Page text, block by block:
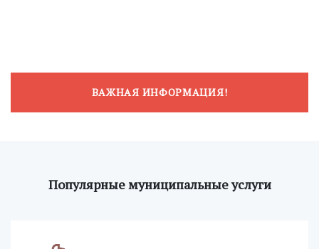
ВАЖНАЯ ИНФОРМАЦИЯ!
Популярные муниципальные услуги